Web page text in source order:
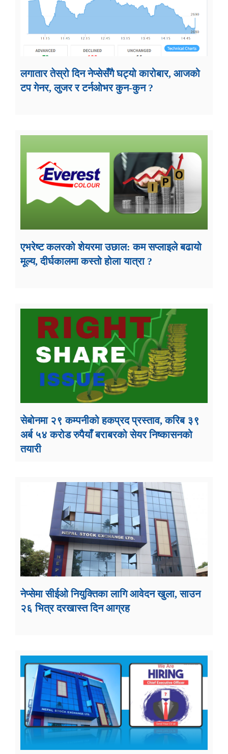
लगातार तेस्रो दिन नेप्सेसँगै घट्यो कारोबार, आजको
टप गेनर, लुजर र टर्नओभर कुन-कुन ?
एभरेष्ट कलरको शेयरमा उछाल: कम सप्लाइले बढायो
मूल्य, दीर्घकालमा कस्तो होला यात्रा ?
सेबोनमा २९ कम्पनीको हकप्रद प्रस्ताव, करिब ३९
अर्ब ५४ करोड रुपैयाँ बराबरको सेयर निष्कासनको
तयारी
नेप्सेमा सीईओ नियुक्तिका लागि आवेदन खुला, साउन
२६ भित्र दरखास्त दिन आग्रह